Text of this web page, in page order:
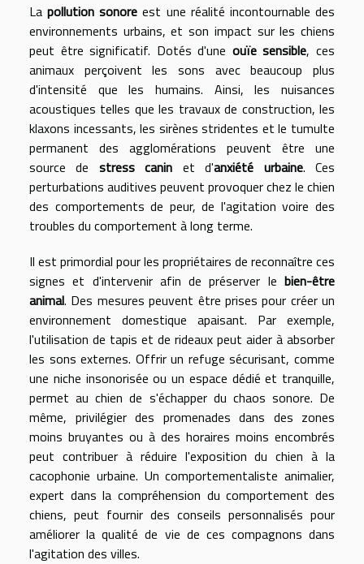
Lapollution sonore est une réalité incontournable des
environnements urbains, et son impact sur les chiens
peut être significatif. Dotés d'une ouïe sensible, ces
animaux perçoivent les sons avec beaucoup plus
d'intensité que les humains. Ainsi, les nuisances
acoustiques telles que les travaux de construction, les
klaxons incessants, les sirènes stridentes et le tumulte
permanent des agglomérations peuvent être une
source de stress canin et d'anxiété urbaine. Ces
perturbations auditives peuvent provoquer chez le chien
des comportements de peur, de l'agitation voire des
troubles du comportement à long terme.
Il est primordial pour les propriétaires de reconnaître ces
signes et d'intervenir afin de préserver le bien-être
animal. Des mesures peuvent être prises pour créer un
environnement domestique apaisant. Par exemple,
l'utilisation de tapis et de rideaux peut aider à absorber
les sons externes. Offrir un refuge sécurisant, comme
une niche insonorisée ou un espace dédié et tranquille,
permet au chien de s'échapper du chaos sonore. De
même, privilégier des promenades dans des zones
moins bruyantes ou à des horaires moins encombrés
peut contribuer à réduire l'exposition du chien à la
cacophonie urbaine. Un comportementaliste animalier,
expert dans la compréhension du comportement des
chiens, peut fournir des conseils personnalisés pour
améliorer la qualité de vie de ces compagnons dans
l'agitation des villes.